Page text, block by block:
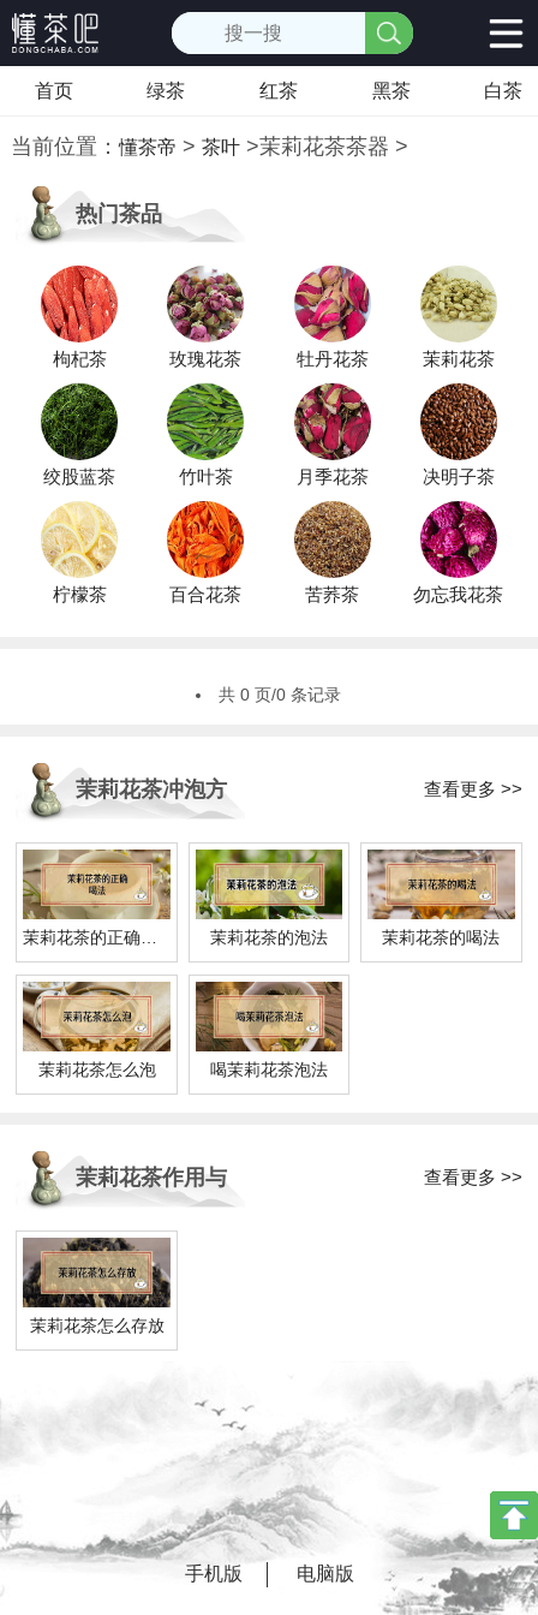
首页 绿茶 红茶 黑茶 白茶
当前位置：懂茶帝 > 茶叶>茉莉花茶茶器 >
热门茶品
枸杞茶 玫瑰花茶 牡丹花茶 茉莉花茶
绞股蓝茶 竹叶茶 月季花茶 决明子茶
柠檬茶 百合花茶 苦荞茶 勿忘我花茶
共 0 页/0 条记录
茉莉花茶冲泡方
法
查看更多 >>
茉莉花茶的泡法 茉莉花茶的喝法
茉莉花茶怎么泡 喝茉莉花茶泡法
茉莉花茶作用与
功效
查看更多 >>
茉莉花茶怎么存放
手机版 电脑版